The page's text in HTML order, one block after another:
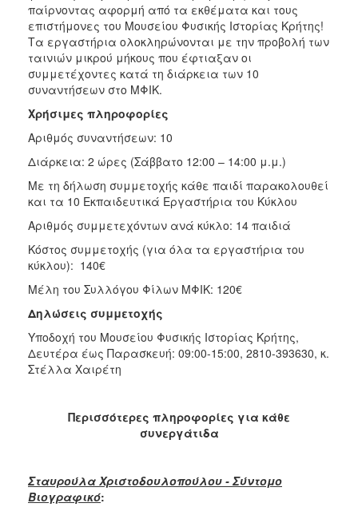
παίρνοντας αφορμή από τα εκθέματα και τους
επιστήμονες του Μουσείου Φυσικής Ιστορίας Κρήτης!
Τα εργαστήρια ολοκληρώνονται με την προβολή των
ταινιών μικρού μήκους που έφτιαξαν οι
συμμετέχοντες κατά τη διάρκεια των 10
συναντήσεων στο ΜΦΙΚ.
Χρήσιμες πληροφορίες
Αριθμός συναντήσεων: 10
Διάρκεια: 2 ώρες (Σάββατο 12:00 – 14:00 μ.μ.)
Με τη δήλωση συμμετοχής κάθε παιδί παρακολουθεί
και τα 10 Εκπαιδευτικά Εργαστήρια του Κύκλου
Αριθμός συμμετεχόντων ανά κύκλο: 14 παιδιά
Κόστος συμμετοχής (για όλα τα εργαστήρια του
κύκλου): 140€
Μέλη του Συλλόγου Φίλων ΜΦΙΚ: 120€
Δηλώσεις συμμετοχής
Υποδοχή του Μουσείου Φυσικής Ιστορίας Κρήτης,
Δευτέρα έως Παρασκευή: 09:00-15:00, 2810-393630, κ.
Στέλλα Χαιρέτη
Περισσότερες πληροφορίες για κάθε
συνεργάτιδα
Σταυρούλα Χριστοδουλοπούλου - Σύντομο
Βιογραφικό: